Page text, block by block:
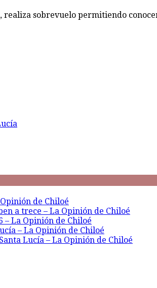
realiza sobrevuelo permitiendo
de Chiloé
a trece – La Opinión de Chiloé
– La Opinión de Chiloé
– La Opinión de Chiloé
Lucía – La Opinión de Chiloé